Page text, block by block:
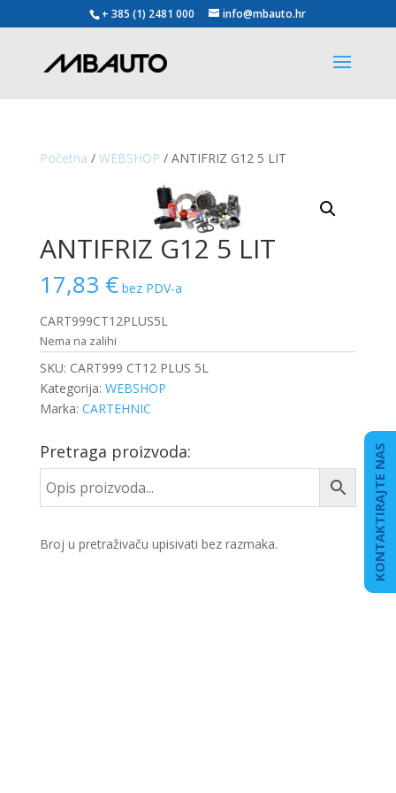
+ 385 (1) 2481 000 info@mbauto.hr
Početna / WEBSHOP / ANTIFRIZ G12 5 LIT
ANTIFRIZ G12 5 LIT
17,83 € bez PDV-a
CART999CT12PLUS5L
Nema na zalihi
SKU: CART999 CT12 PLUS 5L
Kategorija: WEBSHOP
Marka: CARTEHNIC
Pretraga proizvoda:
Broj u pretraživaču upisivati bez razmaka. KONTAKTIRAJTE NAS